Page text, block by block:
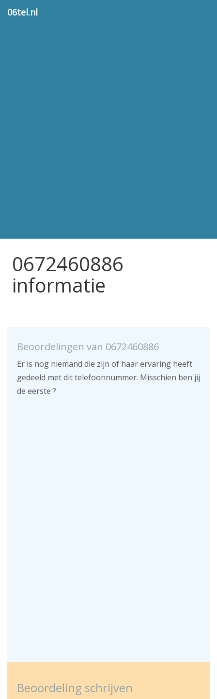
06tel.nl
0672460886
informatie
Beoordelingen van 0672460886
Er is nog niemand die zijn of haar ervaring heeft
gedeeld met dit telefoonnummer. Misschien ben jij
de eerste ?
Beoordeling schrijven